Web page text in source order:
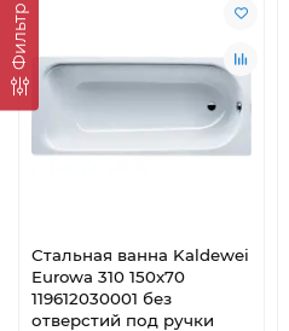
Фильтр
Стальная ванна Kaldewei
Eurowa 310 150x70
119612030001 без
отверстий под ручки